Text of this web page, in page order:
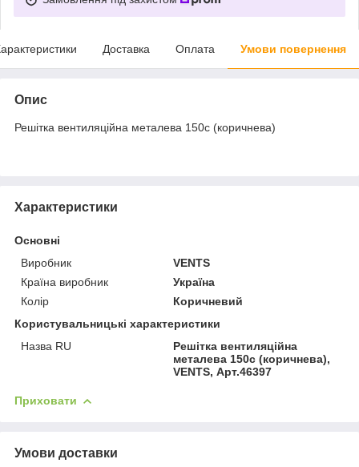
Доставка Оплата Умови повернення
Опис
Решітка вентиляційна металева 150с (коричнева)
Характеристики
Основні
Виробник
VENTS
Країна виробник
Україна
Колір
Коричневий
Користувальницькі характеристики
Назва RU
Решітка вентиляційна
металева 150с (коричнева),
VENTS, Арт.46397
Приховати
Умови доставки